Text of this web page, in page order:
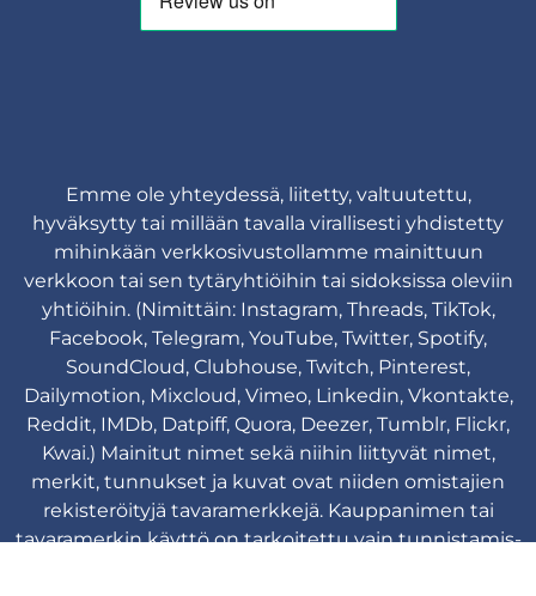
Emme ole yhteydessä, liitetty, valtuutettu,
hyväksytty tai millään tavalla virallisesti yhdistetty
mihinkään verkkosivustollamme mainittuun
verkkoon tai sen tytäryhtiöihin tai sidoksissa oleviin
yhtiöihin. (Nimittäin: Instagram, Threads, TikTok,
Facebook, Telegram, YouTube, Twitter, Spotify,
SoundCloud, Clubhouse, Twitch, Pinterest,
Dailymotion, Mixcloud, Vimeo, Linkedin, Vkontakte,
Reddit, IMDb, Datpiff, Quora, Deezer, Tumblr, Flickr,
Kwai.) Mainitut nimet sekä niihin liittyvät nimet,
merkit, tunnukset ja kuvat ovat niiden omistajien
rekisteröityjä tavaramerkkejä. Kauppanimen tai
tavaramerkin käyttö on tarkoitettu vain tunnistamis-